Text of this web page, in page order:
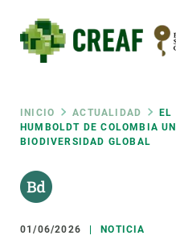
contenido
principal
Ruta
de
INICIO ACTUALIDAD
EL
HUMBOLDT DE COLOMBIA
BIODIVERSIDAD GLOBAL
01/06/2026 NOTICIA
RRSS
Featured